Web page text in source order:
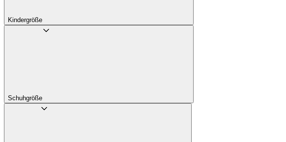
Kindergröße
Schuhgröße